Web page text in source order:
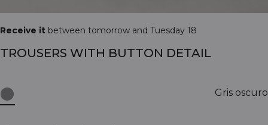
Receive it between tomorrow and Tuesday 18
TROUSERS WITH BUTTON DETAIL
Gris oscuro